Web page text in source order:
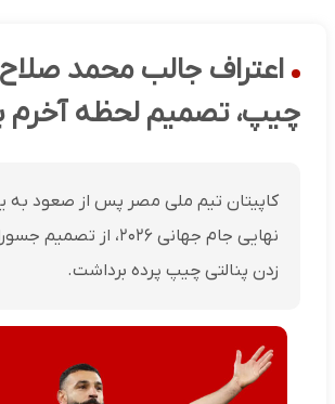
اعتراف جالب محمد
چیپ، تصمیم لحظه آخرم
کاپیتان تیم ملی مصر پس از صعود
نهایی جام جهانی ۲۰۲۶، از
زدن پنالتی چیپ پرده برداشت.